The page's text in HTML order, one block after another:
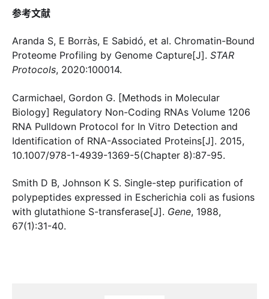
参考文献
Aranda S, E Borràs, E Sabidó, et al. Chromatin-Bound
Proteome Profiling by Genome Capture[J]. STAR
Protocols, 2020:100014.
Carmichael, Gordon G. [Methods in Molecular
Biology] Regulatory Non-Coding RNAs Volume 1206
RNA Pulldown Protocol for In Vitro Detection and
Identification of RNA-Associated Proteins[J]. 2015,
10.1007/978-1-4939-1369-5(Chapter 8):87-95.
Smith D B, Johnson K S. Single-step purification of
polypeptides expressed in Escherichia coli as fusions
with glutathione S-transferase[J]. Gene, 1988,
67(1):31-40.